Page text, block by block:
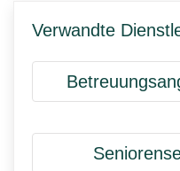
Verwandte